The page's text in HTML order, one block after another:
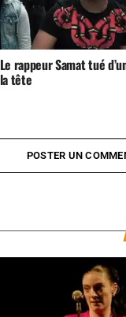
Le rappeur Samat tué
la tête
POSTER UN